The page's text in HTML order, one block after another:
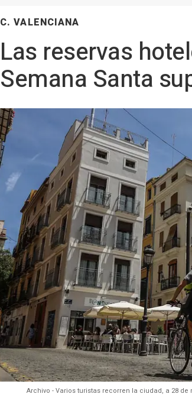
C. VALENCIANA
Las reservas
Semana Santa
Archivo - Varios turistas recorren la ciudad, a 28